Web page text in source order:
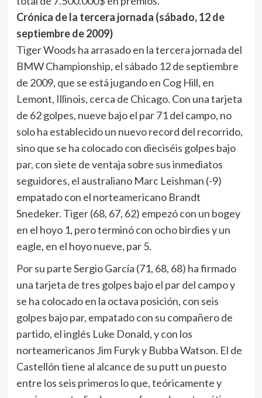
Crónica de la tercera jornada (sábado, 12 de
septiembre de 2009)
Tiger Woods ha arrasado en la tercera jornada del
BMW Championship, el sábado 12 de septiembre
de 2009, que se está jugando en Cog Hill, en
Lemont, Illinois, cerca de Chicago. Con una tarjeta
de 62 golpes, nueve bajo el par 71 del campo, no
solo ha establecido un nuevo record del recorrido,
sino que se ha colocado con dieciséis golpes bajo
par, con siete de ventaja sobre sus inmediatos
seguidores, el australiano Marc Leishman (-9)
empatado con el norteamericano Brandt
Snedeker. Tiger (68, 67, 62) empezó con un bogey
en el hoyo 1, pero terminó con ocho birdies y un
eagle, en el hoyo nueve, par 5.
Por su parte Sergio García (71, 68, 68) ha firmado
una tarjeta de tres golpes bajo el par del campo y
se ha colocado en la octava posición, con seis
golpes bajo par, empatado con su compañero de
partido, el inglés Luke Donald, y con los
norteamericanos Jim Furyk y Bubba Watson. El de
Castellón tiene al alcance de su putt un puesto
entre los seis primeros lo que, teóricamente y